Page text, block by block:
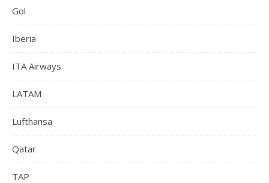
Gol
Iberia
ITA Airways
LATAM
Lufthansa
Qatar
TAP